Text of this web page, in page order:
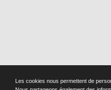
Les cookies nous permettent de